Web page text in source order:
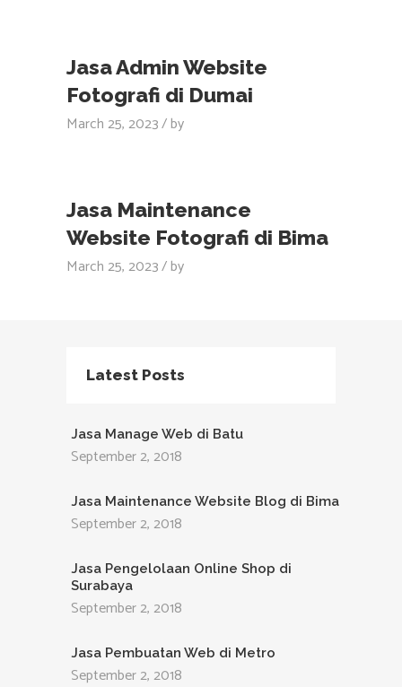
Jasa Admin Website
Fotografi di Dumai
March 25, 2023 by
Jasa Maintenance
Website Fotografi di Bima
March 25, 2023 by
Latest Posts
Jasa Manage Web di Batu
September 2, 2018
Jasa Maintenance Website Blog di Bima
September 2, 2018
Jasa Pengelolaan Online Shop di
Surabaya
September 2, 2018
Jasa Pembuatan Web di Metro
September 2, 2018